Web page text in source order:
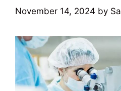
November 14, 2024 by